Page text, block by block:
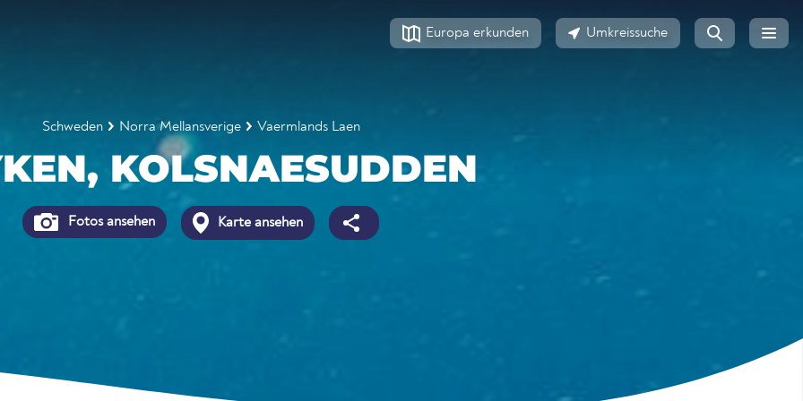
Europa erkunden Umkreissuche
Schweden Norra Mellansverige Vaermlands Laen
KOLSNAESUDDEN
Fotos ansehen Karte ansehen